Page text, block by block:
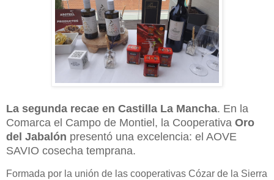
La segunda recae en Castilla La Mancha. En la
Comarca el Campo de Montiel, la Cooperativa Oro
del Jabalón presentó una excelencia: el AOVE
SAVIO cosecha temprana.
Formada por la unión de las cooperativas Cózar de la Sierra